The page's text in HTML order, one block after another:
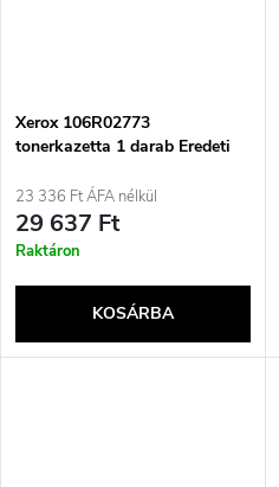
Xerox 106R02773
tonerkazetta 1 darab Eredeti
23 336 Ft ÁFA nélkül
29 637 Ft
Raktáron
KOSÁRBA